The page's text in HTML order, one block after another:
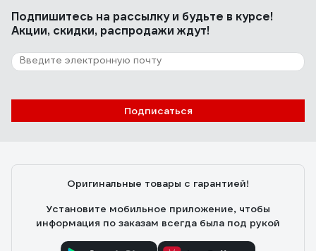
Подпишитесь на рассылкуи будьте в курсе!
Акции, скидки, распродажи ждут!
Подписаться
Оригинальные товары с гарантией!
Установите мобильное приложение, чтобы
информация по заказам всегда была под рукой